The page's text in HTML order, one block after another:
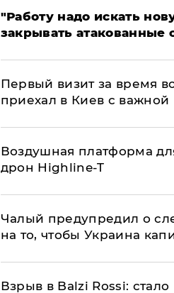
"Работу надо искать
закрывать атакованные
Первый визит за время
приехал в Киев с
Воздушная платформа
дрон Highline-T
Чалый предупредил о
на то, чтобы Украина
Взрыв в Balzi Rossi: